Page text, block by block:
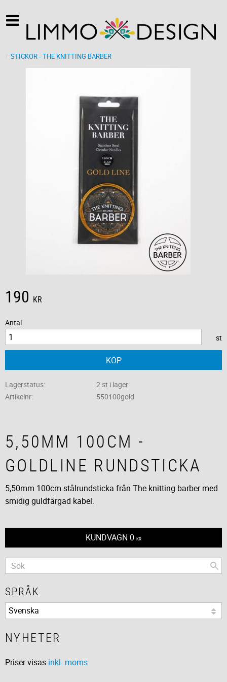
STICKOR - THE KNITTING BARBER
190 KR
Antal
st
KÖP
Lagerstatus
2 st i lager
Artikelnr
550100gold
5,50MM 100CM -
GOLDLINE RUNDSTICKA
5,50mm 100cm stålrundsticka från The knitting barber med
smidig guldfärgad kabel.
KUNDVAGN 0 KR
SPRÅK
NYHETER
Priser visas inkl. moms